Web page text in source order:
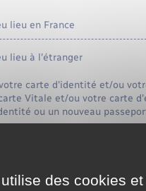
lieu en France
lieu à l'étranger
carte d'identité et/ou
Vitale et/ou votre carte
ou un nouveau
de chaque document doit
www.lorleau.fr/recensement/
www.lorleau.fr/recensement/
des cookies